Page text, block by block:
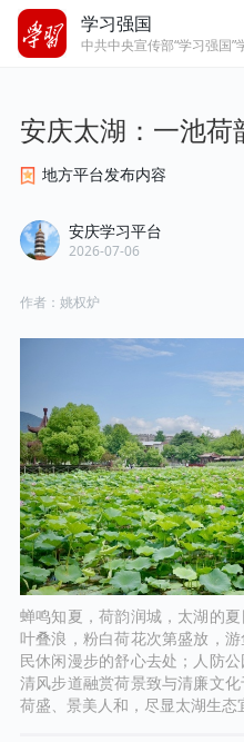
学习强国
中共中央宣传部“学习强国”
安庆太湖：一池荷
地方平台发布内容
安庆学习平台
2026-07-06
作者： 姚权炉
蝉鸣知夏，荷韵润城，太湖的
叶叠浪，粉白荷花次第盛放，
民休闲漫步的舒心去处；人防
清风步道融赏荷景致与清廉文
荷盛、景美人和，尽显太湖生态